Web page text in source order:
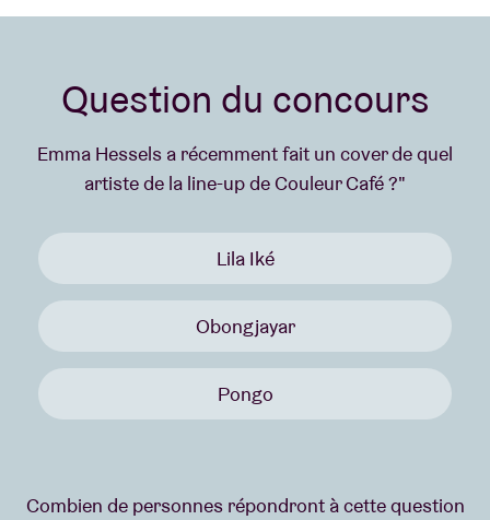
Question du concours
Emma Hessels a récemment fait un cover de quel
artiste de la line-up de Couleur Café ?"
Lila Iké
Obongjayar
Pongo
Combien de personnes répondront à cette question